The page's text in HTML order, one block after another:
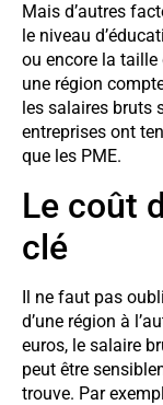
Mais d’autres
le niveau
ou encore la taille
une région
les salaires bruts
entreprises ont
que les PME.
Le coût
clé
Il ne faut pas
d’une région à
euros, le salaire
peut être
trouve. Par